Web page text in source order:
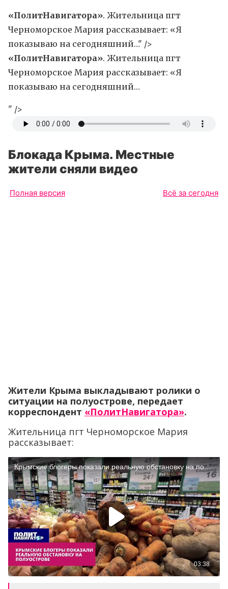
«ПолитНавигатора». Жительница пгт
Черноморское Мария рассказывает: «Я
показываю на сегодняшний…" />
«ПолитНавигатора». Жительница пгт
Черноморское Мария рассказывает: «Я
показываю на сегодняшний…
" />
Блокада Крыма. Местные
жители сняли видео
Полная версия Всё за сегодня
Жители Крыма выкладывают ролики о
ситуации на полуострове, передает
корреспондент «ПолитНавигатора».
Жительница пгт Черноморское Мария
рассказывает: